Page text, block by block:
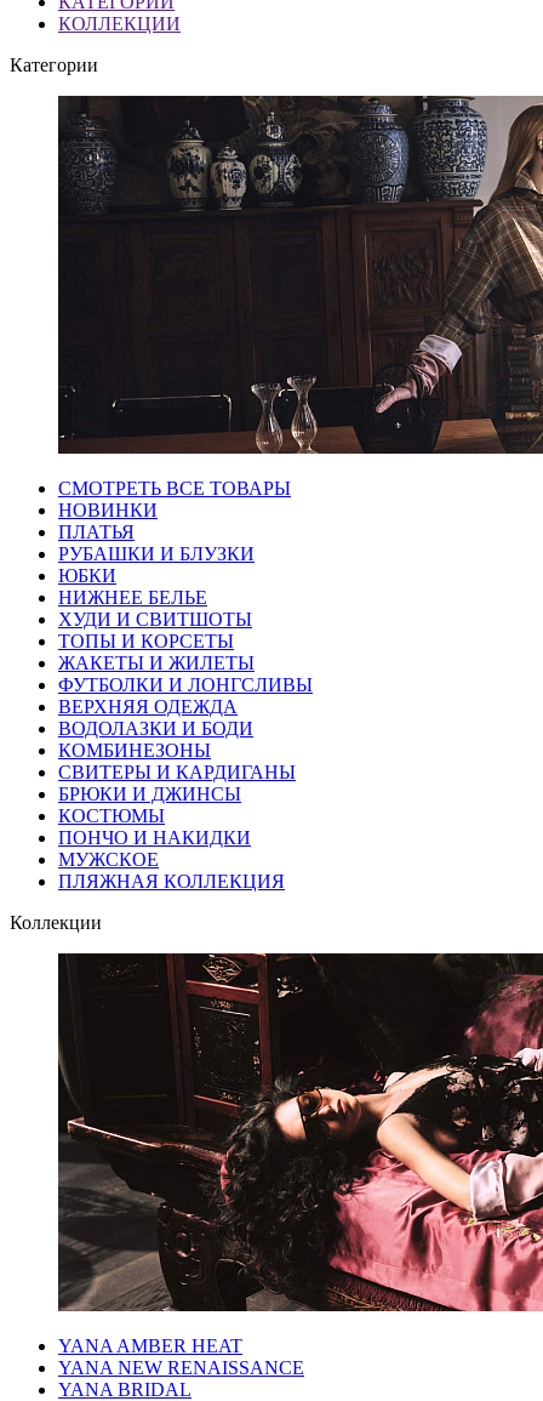
КОЛЛЕКЦИИ
Категории
СМОТРЕТЬ ВСЕ ТОВАРЫ
НОВИНКИ
ПЛАТЬЯ
РУБАШКИ И БЛУЗКИ
ЮБКИ
НИЖНЕЕ БЕЛЬЕ
ХУДИ И СВИТШОТЫ
ТОПЫ И КОРСЕТЫ
ЖАКЕТЫ И ЖИЛЕТЫ
ФУТБОЛКИ И ЛОНГСЛИВЫ
ВЕРХНЯЯ ОДЕЖДА
ВОДОЛАЗКИ И БОДИ
КОМБИНЕЗОНЫ
СВИТЕРЫ И КАРДИГАНЫ
БРЮКИ И ДЖИНСЫ
КОСТЮМЫ
ПОНЧО И НАКИДКИ
МУЖСКОЕ
ПЛЯЖНАЯ КОЛЛЕКЦИЯ
Коллекции
YANA AMBER HEAT
YANA NEW RENAISSANCE
YANA BRIDAL